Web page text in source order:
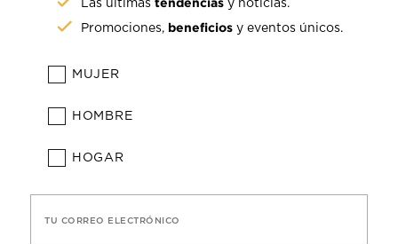
Las últimas
y noticias.
Promociones, beneficios y eventos únicos.
MUJER
HOMBRE
HOGAR
TU CORREO ELECTRÓNICO